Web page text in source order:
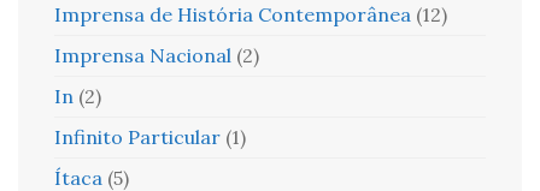
Imprensa de História Contemporânea (12)
Imprensa Nacional (2)
In (2)
Infinito Particular (1)
Ítaca (5)